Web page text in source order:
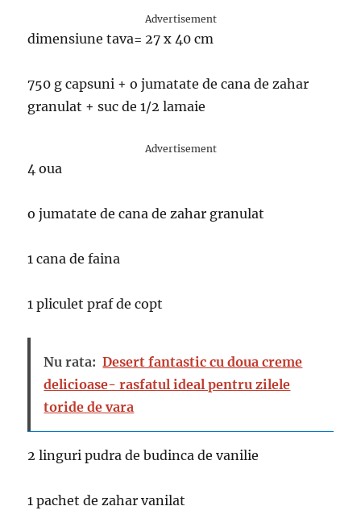
Advertisement
dimensiune tava= 27 x 40 cm
750 g capsuni + o jumatate de cana de zahar
granulat + suc de 1/2 lamaie
Advertisement
4 oua
o jumatate de cana de zahar granulat
1 cana de faina
1 pliculet praf de copt
Nu rata: Desert fantastic cu doua creme
delicioase- rasfatul ideal pentru zilele
toride de vara
2 linguri pudra de budinca de vanilie
1 pachet de zahar vanilat